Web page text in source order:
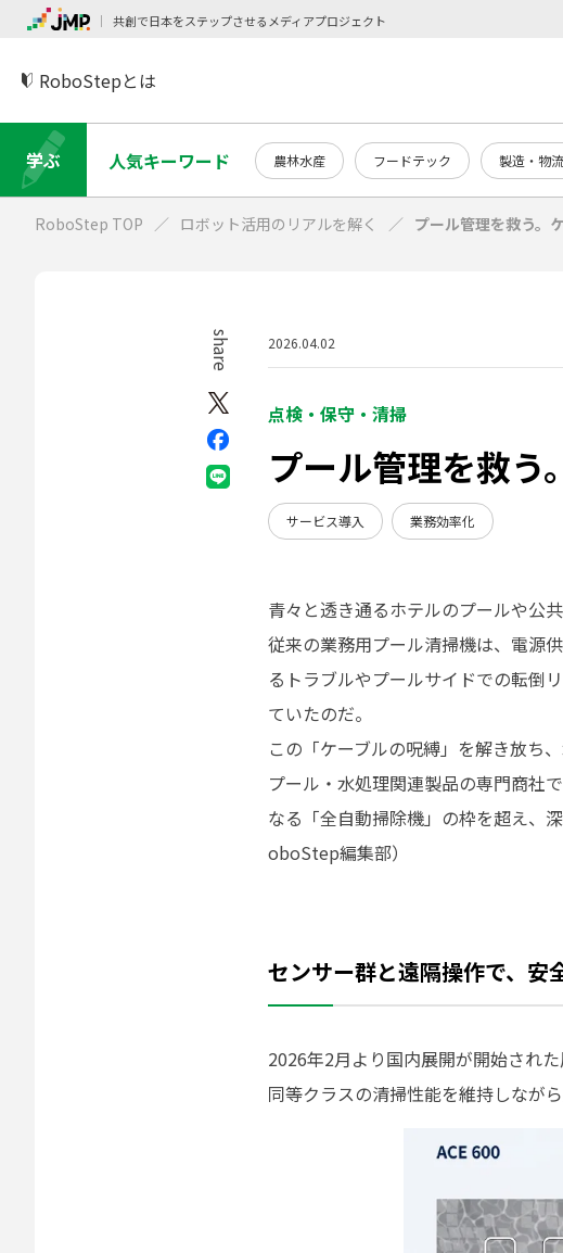
共創で日本をステップさせるメディアプロジェクト
RoboStepとは
学ぶ 人気キーワード 農林水産 フードテック 製造・物流
RoboStep TOP ロボット活用のリアルを解く プール管理を救う。
2026.04.02
点検・保守・清掃
プール管理を救う
サービス導入 業務効率化
青々と透き通るホテルのプールや公
従来の業務用プール清掃機は、電源
るトラブルやプールサイドでの転倒
ていたのだ。
この「ケーブルの呪縛」を解き放ち
プール・水処理関連製品の専門商社
なる「全自動掃除機」の枠を超え、
oboStep編集部）
センサー群と遠隔操作で、安
2026年2月より国内展開が開始され
同等クラスの清掃性能を維持しなが
share